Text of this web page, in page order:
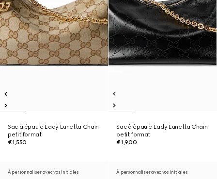
Sac à épaule Lady Lunetta Chain
petit format
€1,550
Sac à èpaule Lady Lunetta Chain
petit format
€1,900
À personnaliser avec vos initiales À personnaliser avec vos initiales